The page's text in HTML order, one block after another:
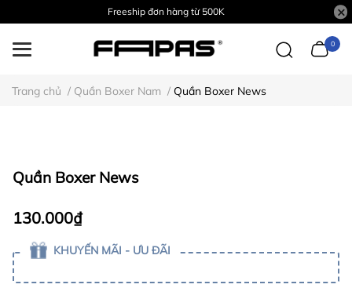
Freeship đơn hàng từ 500K
0
Trang chủ / Quần Boxer Nam / Quần Boxer News
Quần Boxer News
130.000₫
KHUYẾN MÃI - ƯU ĐÃI